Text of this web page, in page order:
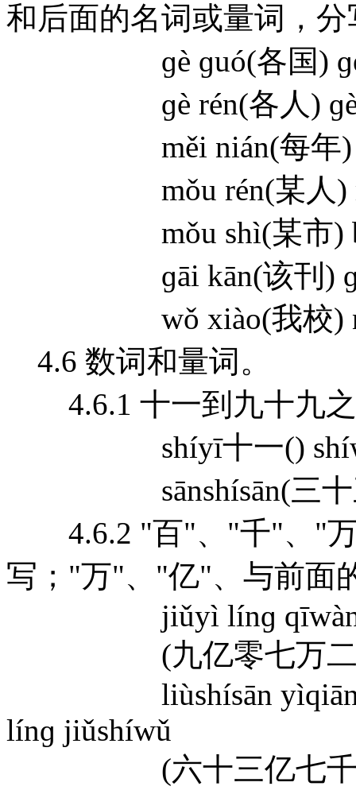
和后面的名词或量词，分
ɡè ɡuó(各国) ɡè
ɡè rén(各人) ɡè
měi nián(每年)
mǒu rén(某人) mǒu
mǒu shì(某市) běn
ɡāi kān(该刊) ɡāi
wǒ xiào(我校) nǐ
4.6 数词和量词。
4.6.1 十一到九十九之
shíyī十一()
sānshísān(三十三)
4.6.2 "百"、"千"、"万
写；"万"、"亿"、与前面
jiǔyì línɡ qīwàn
(九亿零七万二千
liùshísān yìqiānqiān
línɡ jiǔshíwǔ
(六十三亿七千二